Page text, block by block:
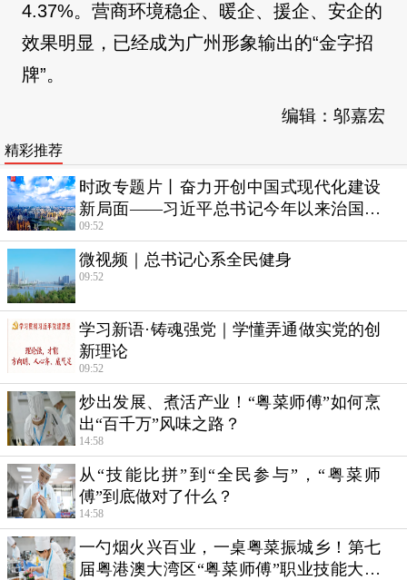
4.37%。营商环境稳企、暖企、援企、安企的
效果明显，已经成为广州形象输出的“金字招
牌”。
编辑：邬嘉宏
精彩推荐